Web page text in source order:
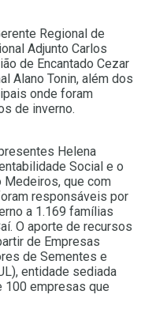
Regional de
Adjunto Carlos
de Encantado Cezar
Alano Tonin, além dos
onde foram
de inverno.
Helena
Social e o
Medeiros, que com
responsáveis por
a 1.169 famílias
O aporte de recursos
de Empresas
de Sementes e
entidade sediada
100 empresas que